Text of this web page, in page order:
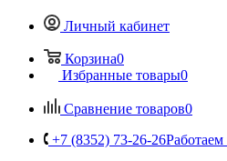
Личный кабинет
Корзина0
Избранные товары0
Сравнение товаров0
+7 (8352) 73-26-26